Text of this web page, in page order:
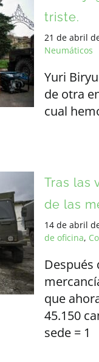
triste.
21 de abril
Neumáticos
Yuri
de otra
cual
Tras las
de las
14 de abril
de oficina,
que
45.150
sede = 1